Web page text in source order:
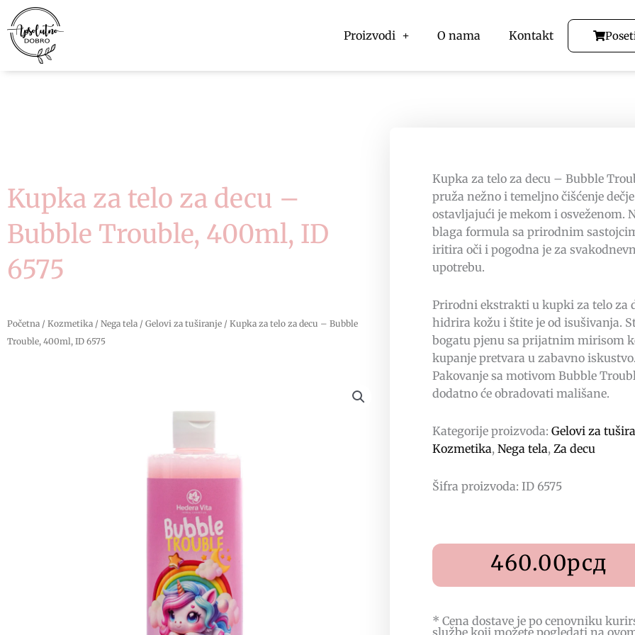
Pređi
na
sadržaj
Proizvodi O nama Kontakt
Kupka za telo za decu –
Bubble Trouble, 400ml, ID
6575
Početna / Kozmetika / Nega tela / Gelovi za tuširanje / Kupka za telo za decu – Bubble
Trouble, 400ml, ID 6575
Kupka za telo za decu – Bubble
pruža nežno i temeljno čišćenje
ostavljajući je mekom i osveženom.
blaga formula sa prirodnim
iritira oči i pogodna je za
upotrebu.
Prirodni ekstrakti u kupki za telo za
hidrira kožu i štite je od isušivanja.
bogatu pjenu sa prijatnim mirisom
kupanje pretvara u zabavno iskustvo.
Pakovanje sa motivom Bubble
dodatno će obradovati mališane.
Kategorije proizvoda: Gelovi za
Kozmetika, Nega tela, Za decu
Šifra proizvoda: ID 6575
460.00рсд
* Cena dostave je po cenovniku
službe koji možete pogledati na